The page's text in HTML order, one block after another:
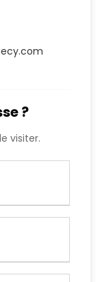
?
visiter.